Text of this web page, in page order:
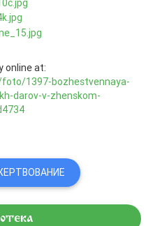
online at:
1397-bozhestvennaya-
darov-v-zhenskom-